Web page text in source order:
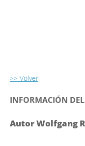
>> Volver
INFORMACIÓN
Autor Wolfgang